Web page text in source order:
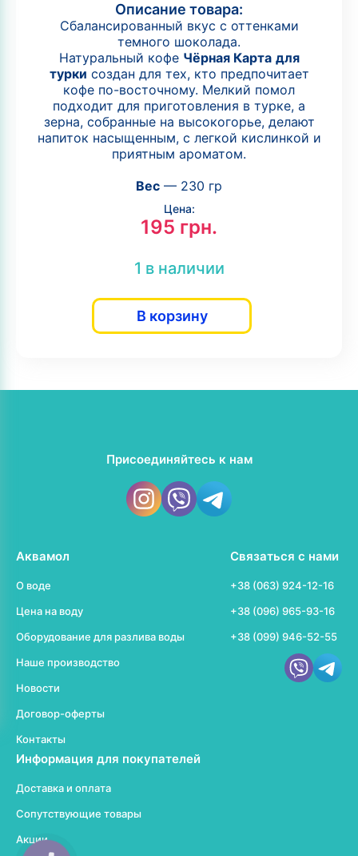
Описание товара:
Сбалансированный вкус с оттенками
темного шоколада.
Натуральный кофе Чёрная Карта для
турки создан для тех, кто предпочитает
кофе по-восточному. Мелкий помол
подходит для приготовления в турке, а
зерна, собранные на высокогорье, делают
напиток насыщенным, с легкой кислинкой и
приятным ароматом.
Вес — 230 гр
Цена:
195 грн.
1 в наличии
В корзину
Присоединяйтесь к нам
Аквамол
О воде
Цена на воду
Оборудование для разлива воды
Наше производство
Новости
Договор-оферты
Контакты
Информация для покупателей
Доставка и оплата
Сопутствующие товары
Акции
Связаться с нами
+38 (063) 924-12-16
+38 (096) 965-93-16
+38 (099) 946-52-55